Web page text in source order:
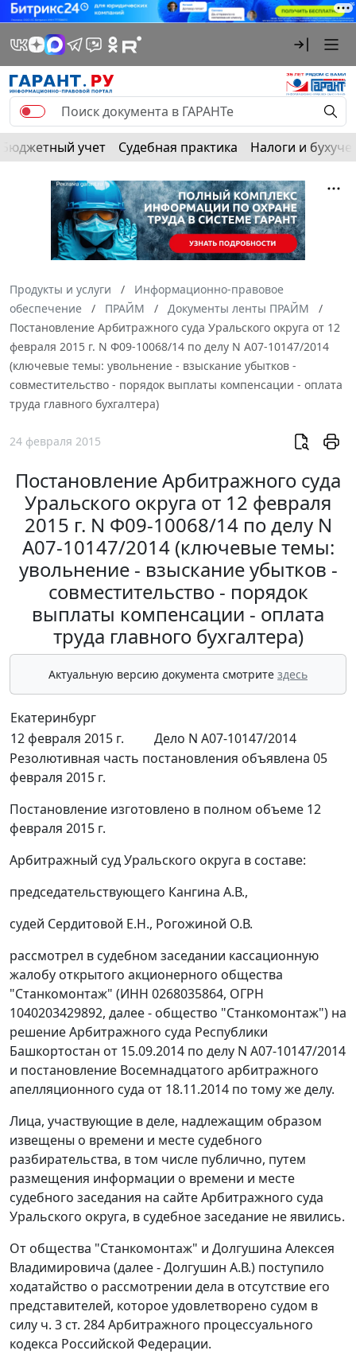
Бюджетный учет Судебная практика Налоги и
Продукты и услуги
Информационно-правовое
обеспечение
ПРАЙМ
Документы ленты ПРАЙМ
Постановление Арбитражного суда Уральского округа от 12
февраля 2015 г. N Ф09-10068/14 по делу N А07-10147/2014
(ключевые темы: увольнение - взыскание убытков -
совместительство - порядок выплаты компенсации - оплата
труда главного бухгалтера)
24 февраля 2015
Постановление Арбитражного суда
Уральского округа от 12 февраля
2015 г. N Ф09-10068/14 по делу N
А07-10147/2014 (ключевые темы:
увольнение - взыскание убытков -
совместительство - порядок
выплаты компенсации - оплата
труда главного бухгалтера)
Актуальную версию документа смотрите здесь
Екатеринбург
12 февраля 2015 г.
Дело N А07-10147/2014
Резолютивная часть постановления объявлена 05
февраля 2015 г.
Постановление изготовлено в полном объеме 12
февраля 2015 г.
Арбитражный суд Уральского округа в составе:
председательствующего Кангина А.В.,
судей Сердитовой Е.Н., Рогожиной О.В.
рассмотрел в судебном заседании кассационную
жалобу открытого акционерного общества
"Станкомонтаж" (ИНН 0268035864, ОГРН
1040203429892, далее - общество "Станкомонтаж") на
решение Арбитражного суда Республики
Башкортостан от 15.09.2014 по делу N А07-10147/2014
и постановление Восемнадцатого арбитражного
апелляционного суда от 18.11.2014 по тому же делу.
Лица, участвующие в деле, надлежащим образом
извещены о времени и месте судебного
разбирательства, в том числе публично, путем
размещения информации о времени и месте
судебного заседания на сайте Арбитражного суда
Уральского округа, в судебное заседание не явились.
От общества "Станкомонтаж" и Долгушина Алексея
Владимировича (далее - Долгушин А.В.) поступило
ходатайство о рассмотрении дела в отсутствие его
представителей, которое удовлетворено судом в
силу ч. 3 ст. 284 Арбитражного процессуального
кодекса Российской Федерации.